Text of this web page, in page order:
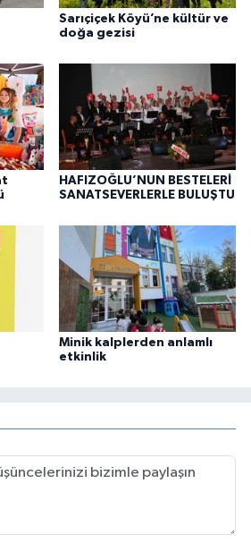
Sarıçiçek Köyü’ne kültür ve
doğa gezisi
HAFIZOĞLU’NUN BESTELERİ
SANATSEVERLERLE BULUŞTU
Minik kalplerden anlamlı
etkinlik